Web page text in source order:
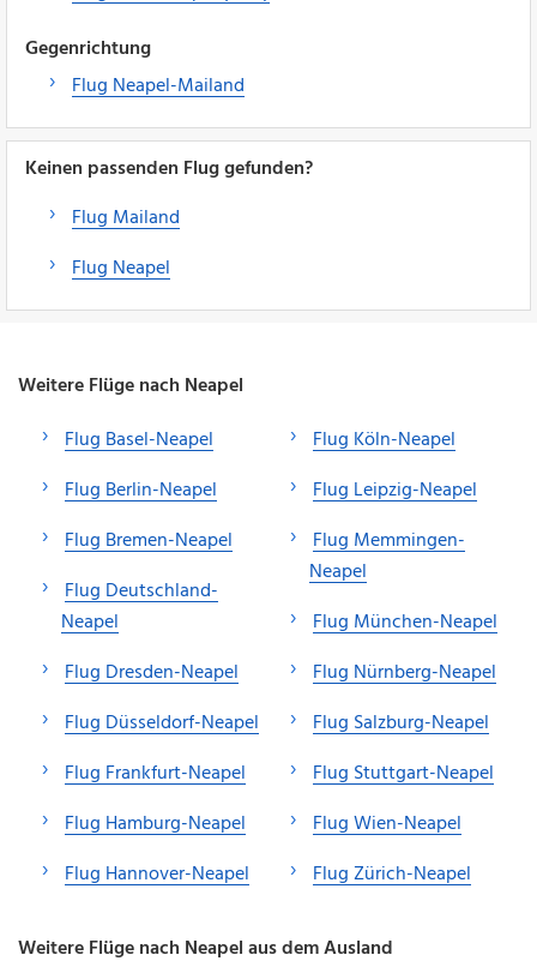
Gegenrichtung
Flug Neapel-Mailand
Keinen passenden Flug gefunden?
Flug Mailand
Flug Neapel
Weitere Flüge nach Neapel
Flug Basel-Neapel
Flug Berlin-Neapel
Flug Bremen-Neapel
Flug Deutschland-
Neapel
Flug Dresden-Neapel
Flug Düsseldorf-Neapel
Flug Frankfurt-Neapel
Flug Hamburg-Neapel
Flug Hannover-Neapel
Flug Köln-Neapel
Flug Leipzig-Neapel
Flug Memmingen-
Neapel
Flug München-Neapel
Flug Nürnberg-Neapel
Flug Salzburg-Neapel
Flug Stuttgart-Neapel
Flug Wien-Neapel
Flug Zürich-Neapel
Weitere Flüge nach Neapel aus dem Ausland